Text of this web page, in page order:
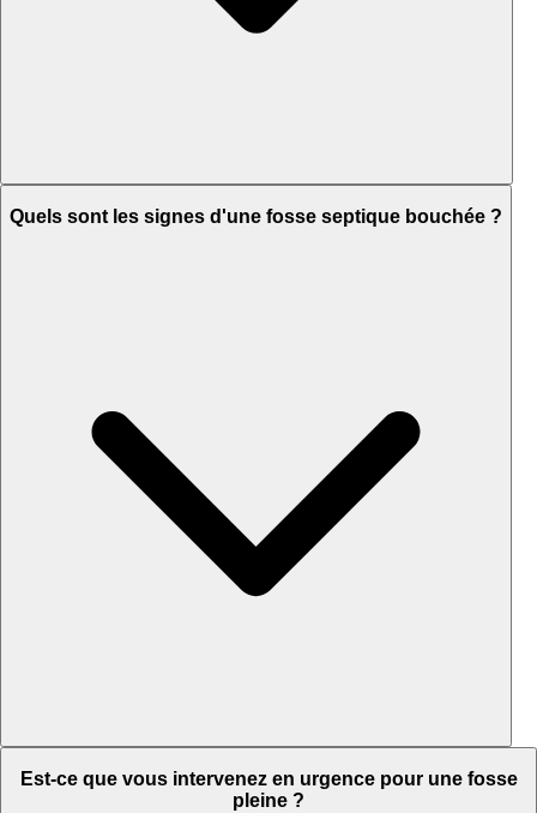
Quels sont les signes d'une fosse septique bouchée ?
Est-ce que vous intervenez en urgence pour une fosse
pleine ?